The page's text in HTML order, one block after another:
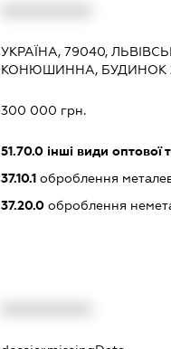
УКРАЇНА, 79040,
КОНЮШИННА, БУДИНОК
300 000 грн.
51.70.0інші види оптової
37.10.1оброблення
37.20.0оброблення